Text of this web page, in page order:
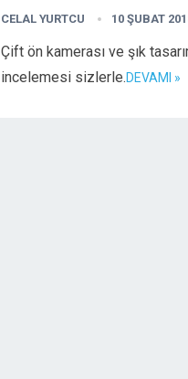
CELAL YURTCU 10 ŞUBAT
Çift ön kamerası ve şık
incelemesi sizlerle.DEVAMI »